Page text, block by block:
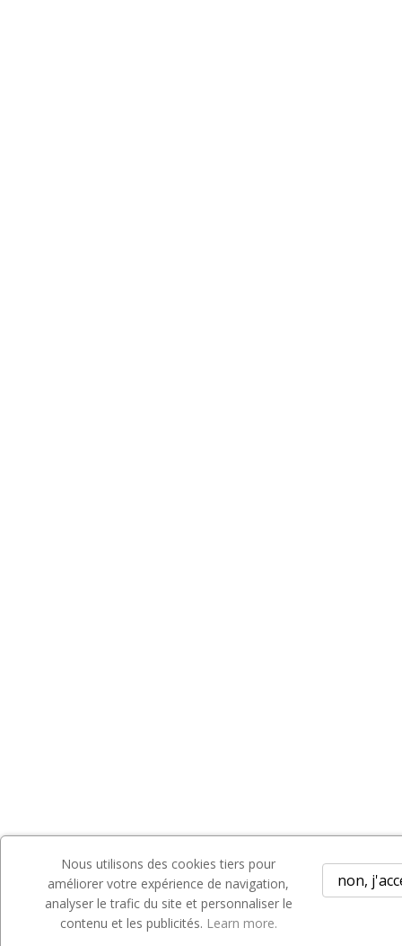
Nous utilisons des cookies tiers pour
améliorer votre expérience de navigation,
analyser le trafic du site et personnaliser le
contenu et les publicités. Learn more.
non,